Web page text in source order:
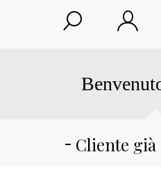
Cliente